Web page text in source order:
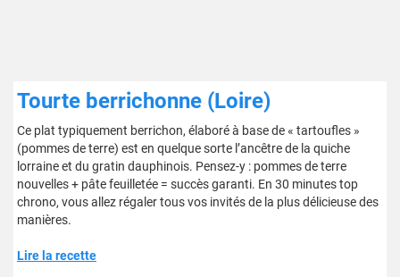
Tourte berrichonne (Loire)
Ce plat typiquement berrichon, élaboré à base de « tartoufles »
(pommes de terre) est en quelque sorte l’ancêtre de la quiche
lorraine et du gratin dauphinois. Pensez-y : pommes de terre
nouvelles + pâte feuilletée = succès garanti. En 30 minutes top
chrono, vous allez régaler tous vos invités de la plus délicieuse des
manières.
Lire la recette